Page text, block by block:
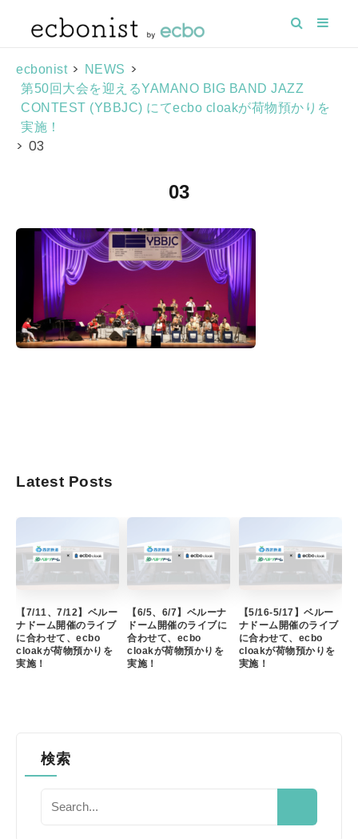
ecbonist > NEWS >
第50回大会を迎えるYAMANO BIG BAND JAZZ
CONTEST (YBBJC) にてecbo cloakが荷物預かりを
実施！
> 03
03
Latest Posts
【7/11、7/12】ベルー
ナドーム開催のライブ
に合わせて、ecbo
cloakが荷物預かりを
実施！
【6/5、6/7】ベルーナ
ドーム開催のライブに
合わせて、ecbo
cloakが荷物預かりを
実施！
【5/16-5/17】ベルー
ナドーム開催のライブ
に合わせて、ecbo
cloakが荷物預かりを
実施！
検索